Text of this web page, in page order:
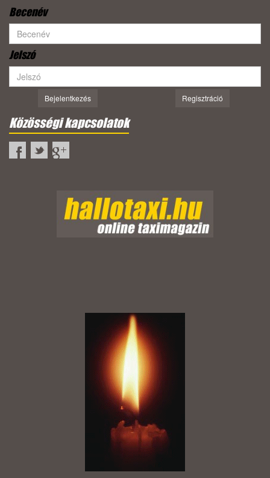
Becenév
Jelszó
Bejelentkezés Regisztráció
Közösségi kapcsolatok